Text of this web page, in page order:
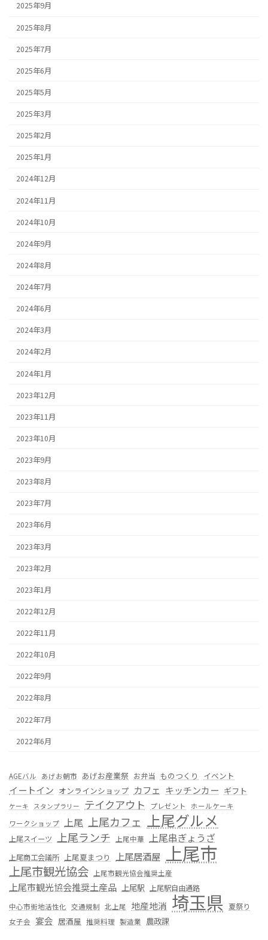
2025年9月
2025年8月
2025年7月
2025年6月
2025年5月
2025年3月
2025年2月
2025年1月
2024年12月
2024年11月
2024年10月
2024年9月
2024年8月
2024年7月
2024年6月
2024年3月
2024年2月
2024年1月
2023年12月
2023年11月
2023年10月
2023年9月
2023年8月
2023年7月
2023年6月
2023年3月
2023年2月
2023年1月
2022年12月
2022年11月
2022年10月
2022年9月
2022年8月
2022年7月
2022年6月
AGEバル あげお朝市 あげお産業祭 お弁当 ものつくり イベント
イートイン オンラインショップ カフェ キッチンカー ギフト
ケーキ スタンプラリー テイクアウト プレゼント
ホールケーキ
ワークショップ 上尾 上尾カフェ 上尾グルメ
上尾スイーツ 上尾ランチ 上尾中華 上尾串ぎょうざ
上尾商工会議所 上尾夏まつり 上尾居酒屋 上尾市
上尾市観光協会 上尾市観光協会推奨土産
上尾市観光協会推奨土産品 上尾駅 上尾駅自由通路
中心市街地活性化 交通規制 北上尾 地産地消 埼玉県 夏祭り
女子会 宴会 居酒屋 推奨料理 製造業 農政課